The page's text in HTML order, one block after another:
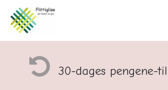
30-dages pengene-